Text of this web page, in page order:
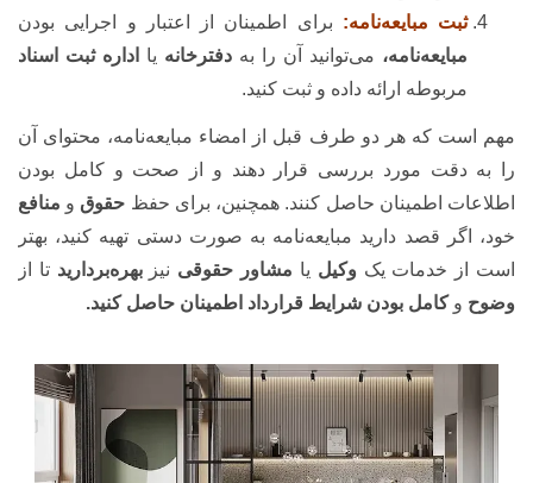
ثبت مبایعه‌نامه: برای اطمینان از اعتبار و اجرایی بودن
مبایعه‌نامه، می‌توانید آن را به دفترخانه یا
اداره ثبت اسناد
مربوطه ارائه داده و ثبت کنید.
مهم است که هر دو طرف قبل از امضاء مبایعه‌نامه، محتوای آن
را به دقت مورد بررسی قرار دهند و از صحت و کامل بودن
اطلاعات اطمینان حاصل کنند. همچنین، برای حفظ حقوق و منافع
خود، اگر قصد دارید مبایعه‌نامه به صورت دستی تهیه کنید، بهتر
است از خدمات یکوکیل یا مشاور حقوقی نیزبهره‌بردارید تا از
وضوح وکامل بودن شرایط قرارداد اطمینان حاصل کنید.